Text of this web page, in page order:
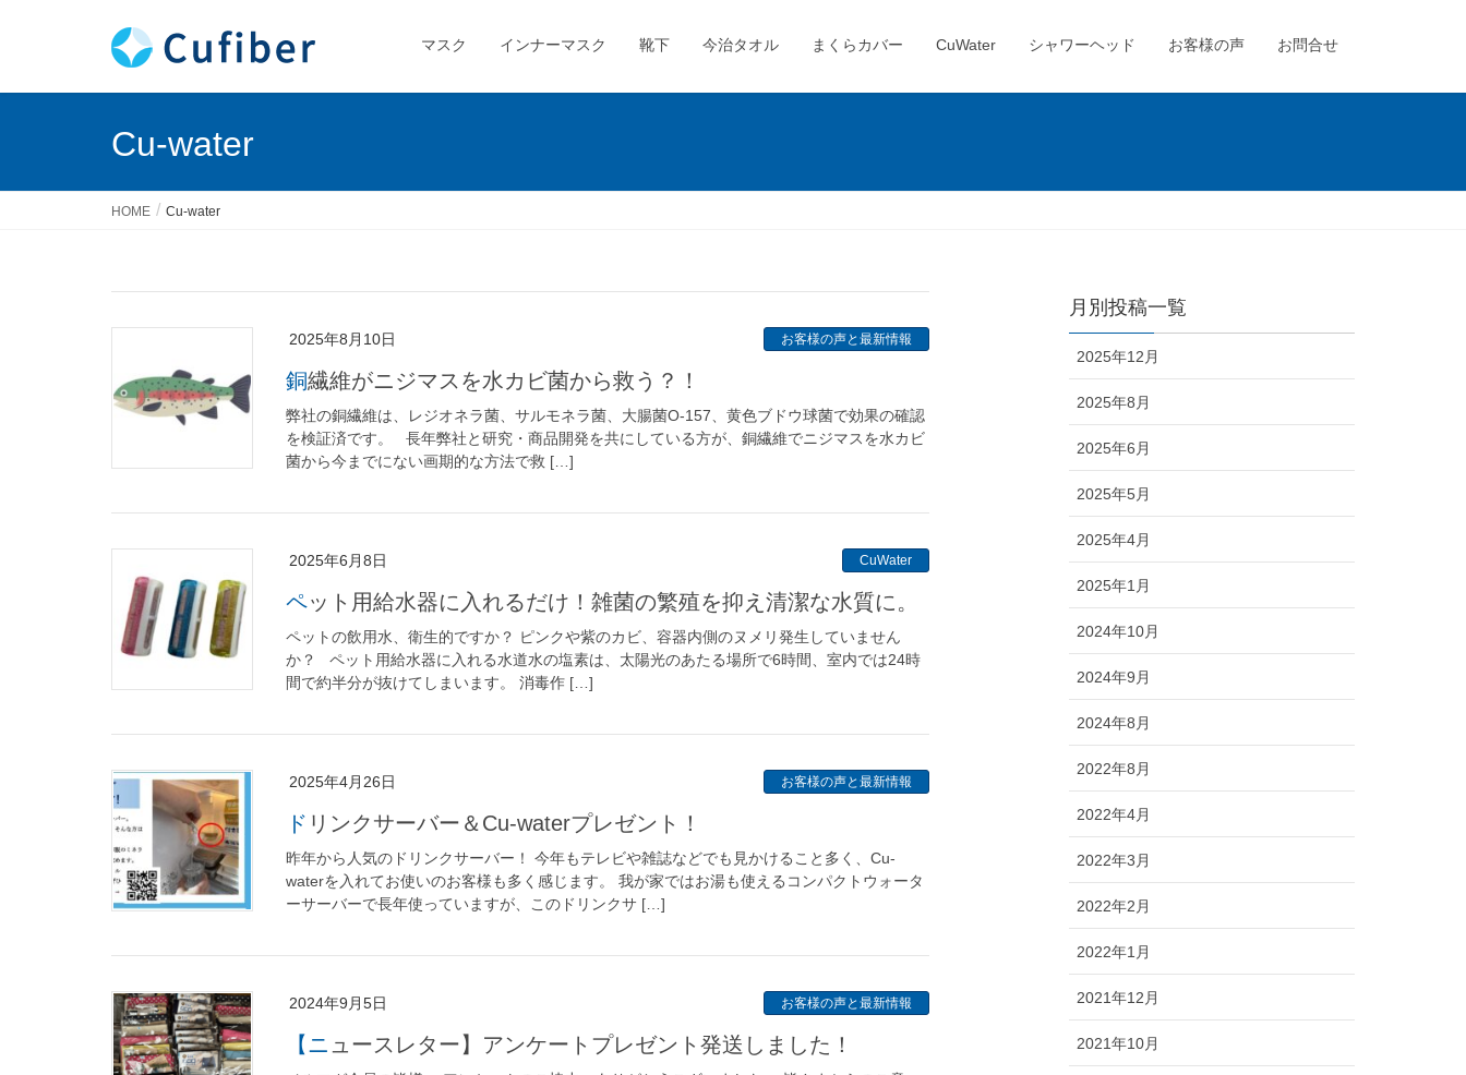
マスク インナーマスク 靴下 今治タオル まくらカバー CuWater シャワーヘッド お客様の声 お問合せ
Cu-water
HOME Cu-water
2025年8月10日 お客様の声と最新情報
銅繊維がニジマスを水カビ菌から救う？！
弊社の銅繊維は、レジオネラ菌、サルモネラ菌、大腸菌O-157、黄色ブドウ球菌で効果の確認
を検証済です。 長年弊社と研究・商品開発を共にしている方が、銅繊維でニジマスを水カビ
菌から今までにない画期的な方法で救 […]
2025年6月8日 CuWater
ペット用給水器に入れるだけ！雑菌の繁殖を抑え清潔な水質に。
ペットの飲用水、衛生的ですか？ ピンクや紫のカビ、容器内側のヌメリ発生していません
か？ ペット用給水器に入れる水道水の塩素は、太陽光のあたる場所で6時間、室内では24時
間で約半分が抜けてしまいます。 消毒作 […]
2025年4月26日 お客様の声と最新情報
ドリンクサーバー＆Cu-waterプレゼント！
昨年から人気のドリンクサーバー！ 今年もテレビや雑誌などでも見かけること多く、Cu-
waterを入れてお使いのお客様も多く感じます。 我が家ではお湯も使えるコンパクトウォータ
ーサーバーで長年使っていますが、このドリンクサ […]
2024年9月5日 お客様の声と最新情報
【ニュースレター】アンケートプレゼント発送しました！
月別投稿一覧
2025年12月
2025年8月
2025年6月
2025年5月
2025年4月
2025年1月
2024年10月
2024年9月
2024年8月
2022年8月
2022年4月
2022年3月
2022年2月
2022年1月
2021年12月
2021年10月